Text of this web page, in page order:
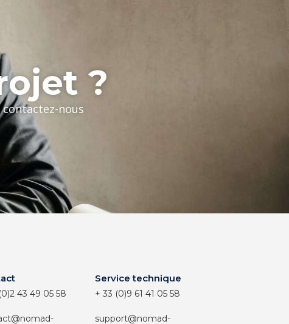
?
nous
43 49 05 58
Service technique
+ 33 (0)9 61 41 05 58
support@nomad-